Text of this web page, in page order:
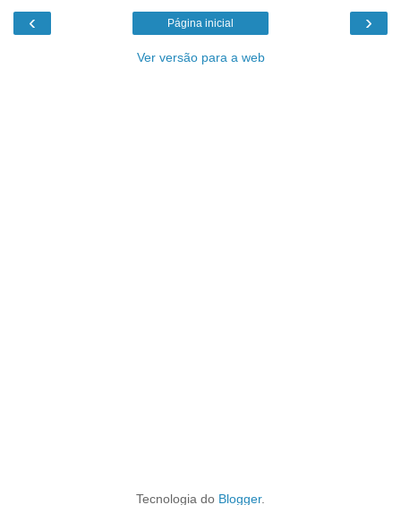
‹ ›
Página inicial
Ver versão para a web
Tecnologia do Blogger.